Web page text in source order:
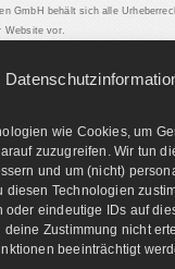
wie Cookies, um
zuzugreifen. Wir tun
und um (nicht)
diesen Technologien
oder eindeutige IDs auf
Zustimmung nicht
beeinträchtigt
GmbH behält sich alle
Website vor.